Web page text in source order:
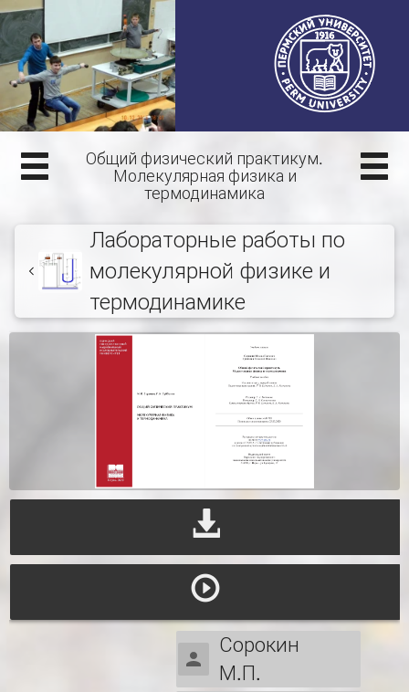
Общий физический практикум.
Молекулярная физика и
термодинамика
Лабораторные работы по
молекулярной физике и
термодинамике
Сорокин
М.П.